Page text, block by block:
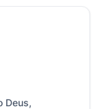
Deus,